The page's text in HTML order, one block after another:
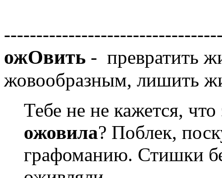
ожОвить - превратить
жовообразным, лишить
Тебе не не кажется,
ожовила? Поблек,
графоманию. Стишки